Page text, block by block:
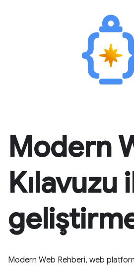
Modern
Kılavuzu
Modern Web Rehberi, web